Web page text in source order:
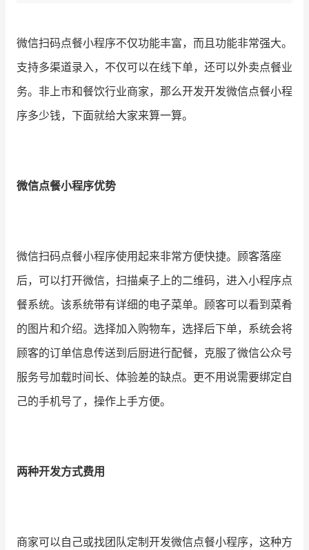
品牌消费观 行业报告
新零售资讯
私域课程
增长俱乐部 有赞商盟
商家社区 社群交流
入驻有赞 认证代理商
认证服务商 设计服务商
有赞云 数据通服务
微信扫码点餐小程序不仅功能丰富，而且功能非常强大。
支持多渠道录入，不仅可以在线下单，还可以外卖点餐业
务。非上市和餐饮行业商家，那么开发开发微信点餐小程
序多少钱，下面就给大家来算一算。
微信点餐小程序优势
微信扫码点餐小程序使用起来非常方便快捷。顾客落座
后，可以打开微信，扫描桌子上的二维码，进入小程序点
餐系统。该系统带有详细的电子菜单。顾客可以看到菜肴
的图片和介绍。选择加入购物车，选择后下单，系统会将
顾客的订单信息传送到后厨进行配餐，克服了微信公众号
服务号加载时间长、体验差的缺点。更不用说需要绑定自
己的手机号了，操作上手方便。
两种开发方式费用
商家可以自己或找团队定制开发微信点餐小程序，这种方